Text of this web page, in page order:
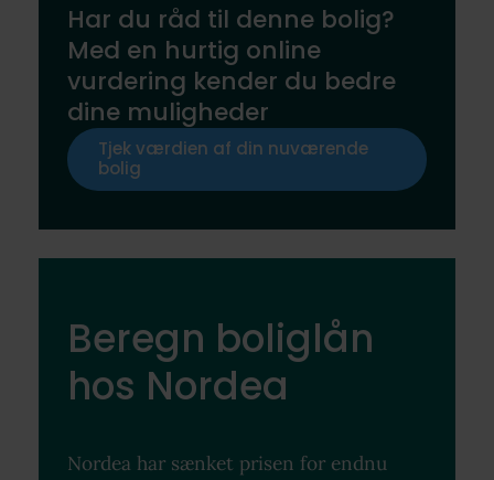
Har du råd til denne bolig?
Med en hurtig online
vurdering kender du bedre
dine muligheder
Tjek værdien af din nuværende
bolig
Beregn boliglån
hos Nordea
Nordea har sænket prisen for endnu